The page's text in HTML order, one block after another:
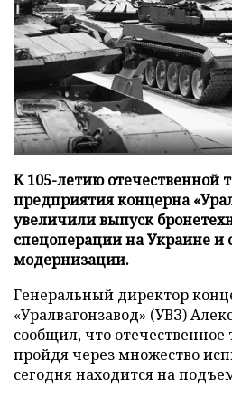
К 105-летию отечественной
предприятия концерна
увеличили выпуск
спецоперации на Украине и
модернизации.
Генеральный директор
«Уралвагонзавод» (УВЗ)
сообщил, что отечественное
пройдя через множество
сегодня находится на